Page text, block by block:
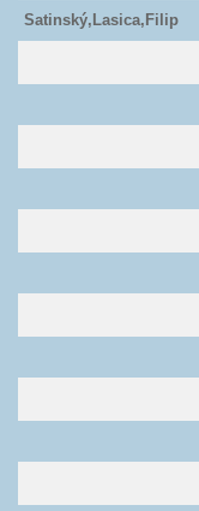
Satinský,Lasica,Filip